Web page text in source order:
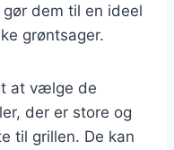
dem til en ideel
grøntsager.
at vælge de
der er store og
til grillen. De kan